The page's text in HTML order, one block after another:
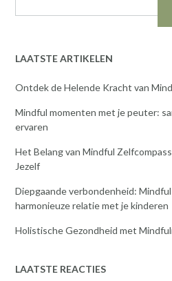
LAATSTE ARTIKELEN
Ontdek de Helende Kracht van
Mindful momenten met je peuter:
ervaren
Het Belang van Mindful
Jezelf
Diepgaande verbondenheid:
harmonieuze relatie met je kinderen
Holistische Gezondheid met
LAATSTE REACTIES